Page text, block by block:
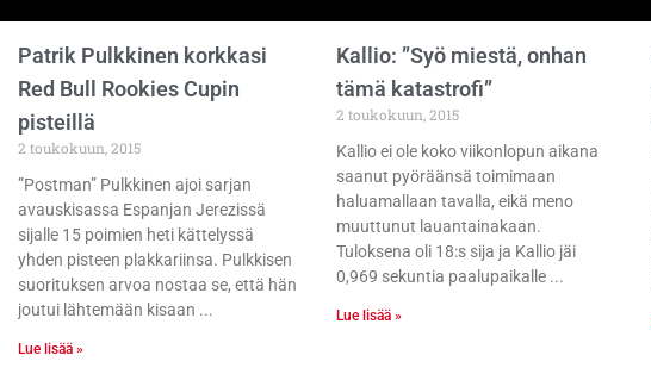
Patrik Pulkkinen korkkasi
Red Bull Rookies Cupin
pisteillä
2 toukokuun, 2015
”Postman” Pulkkinen ajoi sarjan
avauskisassa Espanjan Jerezissä
sijalle 15 poimien heti kättelyssä
yhden pisteen plakkariinsa. Pulkkisen
suorituksen arvoa nostaa se, että hän
joutui lähtemään kisaan
Lue lisää »
Kallio: ”Syö miestä, onhan
tämä katastrofi”
2 toukokuun, 2015
Kallio ei ole koko viikonlopun aikana
saanut pyöräänsä toimimaan
haluamallaan tavalla, eikä meno
muuttunut lauantainakaan.
Tuloksena oli 18:s sija ja Kallio jäi
0,969 sekuntia paalupaikalle
Lue lisää »